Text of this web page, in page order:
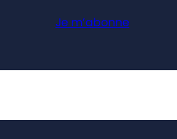
Je m’abonne